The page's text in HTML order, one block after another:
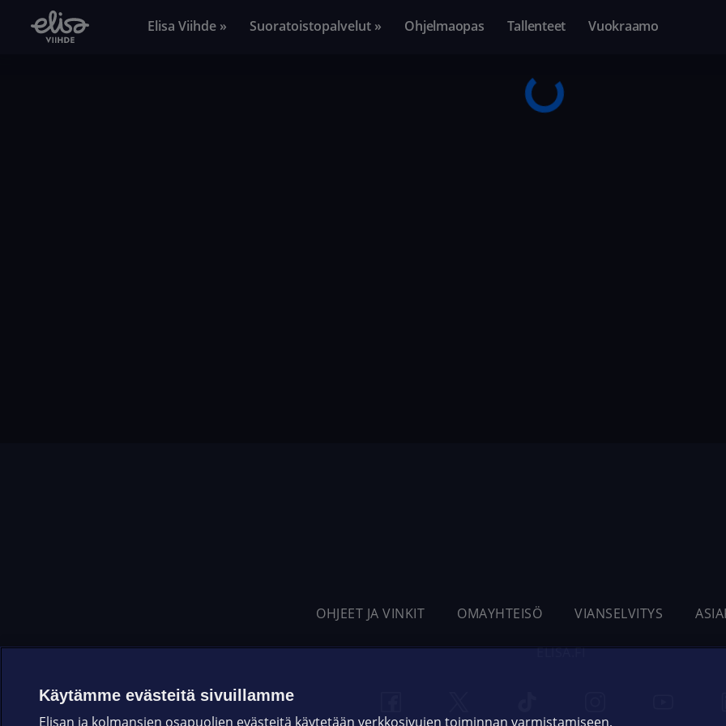
Elisa Viihde » Suoratoistopalvelut » Ohjelmaopas Tallenteet Vuokraamo
OHJEET JA VINKIT OMAYHTEISÖ VIANSELVITYS
ELISA.FI
Käytämme evästeitä sivuillamme
Elisan ja kolmansien osapuolien evästeitä käytetään verkkosivujen toiminnan varmistamiseen,